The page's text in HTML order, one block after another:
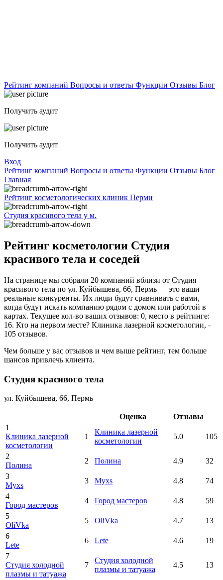
Рейтинг компаний Вопросы и ответы Функции Отзывы Блог
Получить аудит
Получить аудит
Вход
Рейтинг компаний Вопросы и ответы Функции Отзывы Блог
Главная
Рейтинг косметологических клиник Перми
Студия красивого тела у м.
Рейтинг косметологии Студия
красивого тела и соседей
На странице мы собрали 20 компаний вблизи от Студия
красивого тела по ул. Куйбышева, 66, Пермь — это ваши
реальные конкуренты. Их люди будут сравнивать с вами,
когда будут искать компанию рядом с домом или работой в
картах. Текущее кол-во ваших отзывов: 0, место в рейтинге:
16. Кто на первом месте? Клиника лазерной косметологии, -
105 отзывов.
Чем больше у вас отзывов и чем выше рейтинг, тем больше
шансов привлечь клиента.
Студия красивого тела
ул. Куйбышева, 66, Пермь
Оценка
Отзывы
1
Клиника лазерной
косметологии
1
Клиника лазерной
косметологии
5.0 105
2
Полина
2 Полина 4.9
32
3
Myxs
3 Myxs 4.8
74
4
Город мастеров
4 Город мастеров 4.8
59
5
OliVka
5 OliVka 4.7
13
6
Lete
6 Lete 4.6
19
7
Студия холодной
плазмы и татуажа
7
Студия холодной
плазмы и татуажа
4.5 13